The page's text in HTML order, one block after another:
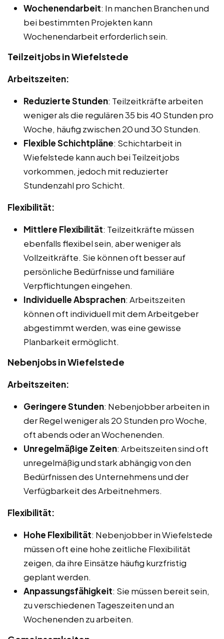
Wochenendarbeit: In manchen Branchen und
bei bestimmten Projekten kann
Wochenendarbeit erforderlich sein.
Teilzeitjobs in Wiefelstede
Arbeitszeiten:
Reduzierte Stunden: Teilzeitkräfte arbeiten
weniger als die regulären 35 bis 40 Stunden pro
Woche, häufig zwischen 20 und 30 Stunden.
Flexible Schichtpläne: Schichtarbeit in
Wiefelstede kann auch bei Teilzeitjobs
vorkommen, jedoch mit reduzierter
Stundenzahl pro Schicht.
Flexibilität:
Mittlere Flexibilität: Teilzeitkräfte müssen
ebenfalls flexibel sein, aber weniger als
Vollzeitkräfte. Sie können oft besser auf
persönliche Bedürfnisse und familiäre
Verpflichtungen eingehen.
Individuelle Absprachen: Arbeitszeiten
können oft individuell mit dem Arbeitgeber
abgestimmt werden, was eine gewisse
Planbarkeit ermöglicht.
Nebenjobs in Wiefelstede
Arbeitszeiten:
Geringere Stunden: Nebenjobber arbeiten in
der Regel weniger als 20 Stunden pro Woche,
oft abends oder an Wochenenden.
Unregelmäßige Zeiten: Arbeitszeiten sind oft
unregelmäßig und stark abhängig von den
Bedürfnissen des Unternehmens und der
Verfügbarkeit des Arbeitnehmers.
Flexibilität:
Hohe Flexibilität: Nebenjobber in Wiefelstede
müssen oft eine hohe zeitliche Flexibilität
zeigen, da ihre Einsätze häufig kurzfristig
geplant werden.
Anpassungsfähigkeit: Sie müssen bereit sein,
zu verschiedenen Tageszeiten und an
Wochenenden zu arbeiten.